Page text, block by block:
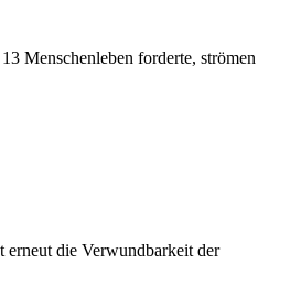
Menschenleben forderte, strömen
erneut die Verwundbarkeit der